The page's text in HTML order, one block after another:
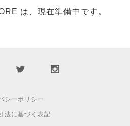
は、現在準備中です。
シーポリシー
法に基づく表記